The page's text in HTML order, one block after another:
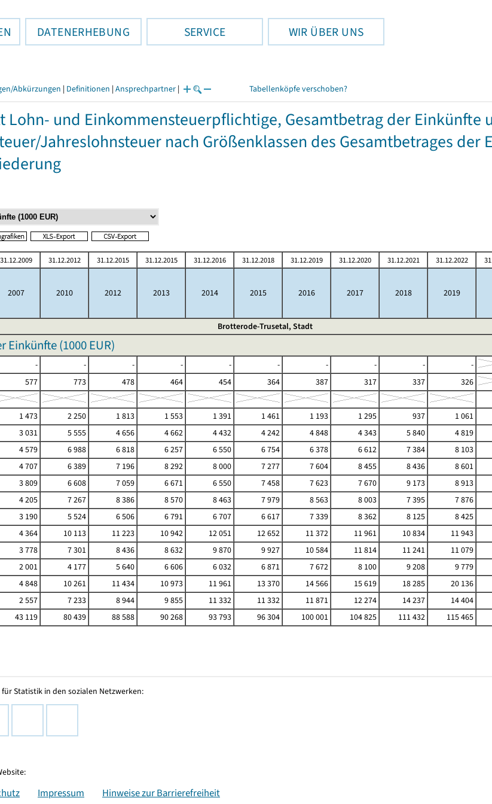
DATENERHEBUNG SERVICE WIR ÜBER UNS
Abkürzungen | Definitionen | Ansprechpartner | Tabellenköpfe verschoben?
Lohn- und Einkommensteuerpflichtige, Gesamtbetrag der Einkünfte
Jahreslohnsteuer nach Größenklassen des Gesamtbetrages der
31.12.2009 31.12.2012 31.12.2015 31.12.2015 31.12.2016 31.12.2018 31.12.2019 31.12.2020 31.12.2021 31.12.2022
2007 2010 2012 2013 2014 2015 2016 2017 2018 2019
Brotterode-Trusetal, Stadt
Einkünfte (1000 EUR)
- - - - - - - - -
-
577 773 478 464 454 364 387 317 337
326
1 473 2 250 1 813 1 553 1 391 1 461 1 193 1 295 937
1 061
3 031 5 555 4 656 4 662 4 432 4 242 4 848 4 343 5 840
4 819
4 579 6 988 6 818 6 257 6 550 6 754 6 378 6 612 7 384
8 103
4 707 6 389 7 196 8 292 8 000 7 277 7 604 8 455 8 436
8 601
3 809 6 608 7 059 6 671 6 550 7 458 7 623 7 670 9 173
8 913
4 205 7 267 8 386 8 570 8 463 7 979 8 563 8 003 7 395
7 876
3 190 5 524 6 506 6 791 6 707 6 617 7 339 8 362 8 125
8 425
4 364 10 113 11 223 10 942 12 051 12 652 11 372 11 961 10 834
11 943
3 778 7 301 8 436 8 632 9 870 9 927 10 584 11 814 11 241
11 079
2 001 4 177 5 640 6 606 6 032 6 871 7 672 8 100 9 208
9 779
4 848 10 261 11 434 10 973 11 961 13 370 14 566 15 619 18 285
20 136
2 557 7 233 8 944 9 855 11 332 11 332 11 871 12 274 14 237
14 404
43 119 80 439 88 588 90 268 93 793 96 304 100 001 104 825 111 432 115 465
Statistik in den sozialen Netzwerken:
Impressum Hinweise zur Barrierefreiheit